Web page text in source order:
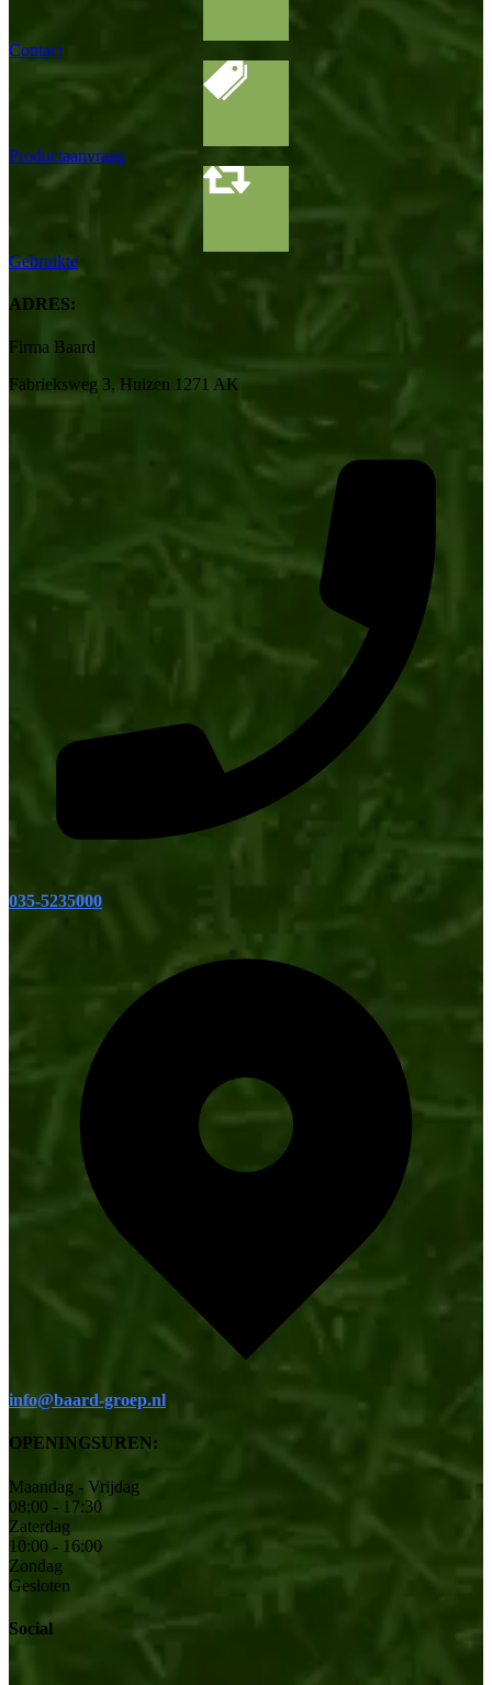
Contact
Productaanvraag
Gebruikte
ADRES:
Firma Baard
Fabrieksweg 3, Huizen 1271 AK
035-5235000
info@baard-groep.nl
OPENINGSUREN:
Maandag - Vrijdag
08:00 - 17:30
Zaterdag
10:00 - 16:00
Zondag
Gesloten
Social